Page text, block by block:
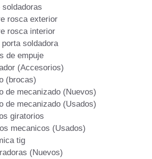
soldadoras
rosca exterior
rosca interior
porta soldadora
de empuje
(Accesorios)
(brocas)
de mecanizado (Nuevos)
de mecanizado (Usados)
giratorios
mecanicos (Usados)
tig
(Nuevos)